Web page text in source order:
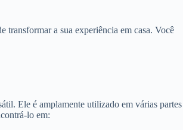
transformar a sua experiência em casa. Você
Ele é amplamente utilizado em várias partes
lo em: